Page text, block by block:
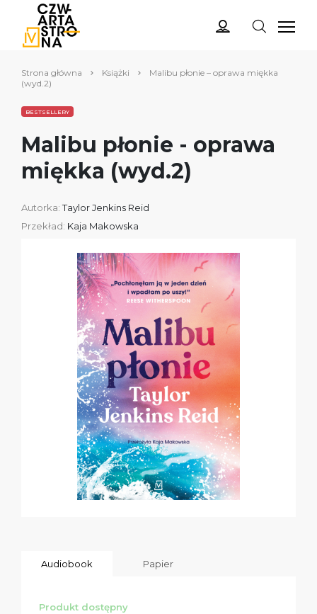
Strona główna Książki
Malibu płonie – oprawa miękka
(wyd.2)
BESTSELLERY
Malibu płonie - oprawa
miękka (wyd.2)
Autorka:Taylor Jenkins Reid
Przekład: Kaja Makowska
Audiobook Papier
Produkt dostępny